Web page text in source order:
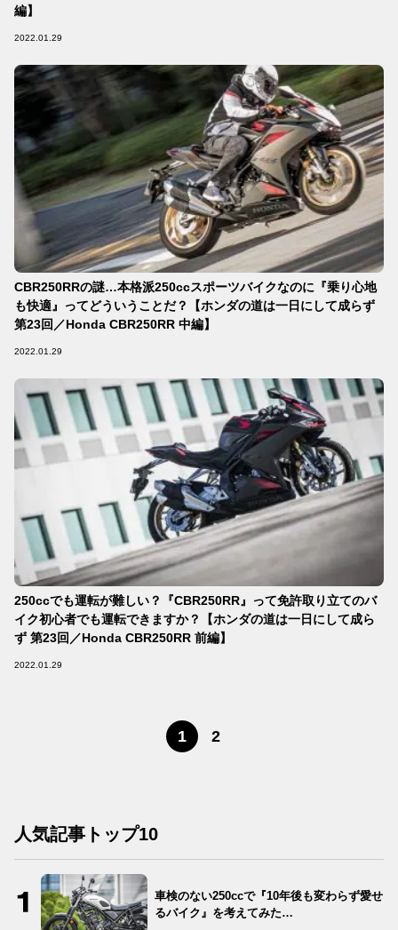
編】
2022.01.29
CBR250RRの謎…本格派250ccスポーツバイクなのに『乗り心地
も快適』ってどういうことだ？【ホンダの道は一日にして成らず
第23回／Honda CBR250RR 中編】
2022.01.29
250ccでも運転が難しい？『CBR250RR』って免許取り立てのバ
イク初心者でも運転できますか？【ホンダの道は一日にして成ら
ず 第23回／Honda CBR250RR 前編】
2022.01.29
1 2
人気記事トップ10
車検のない250ccで『10年後も変わらず愛せ
るバイク』を考えてみた…